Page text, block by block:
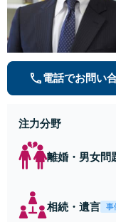
電話でお問い
注力分野
離婚・男女問
相続・遺言 事